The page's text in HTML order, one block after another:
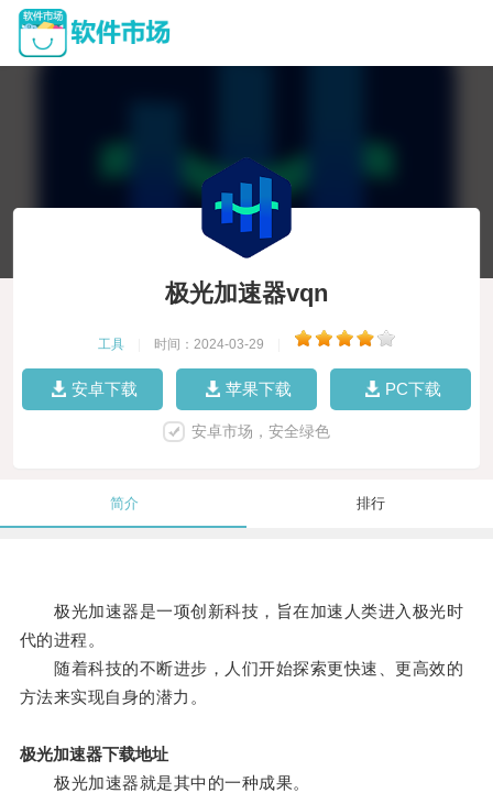
极光加速器vqn
工具 时间：2024-03-29
安卓下载 苹果下载 PC下载
安卓市场，安全绿色
简介 排行
极光加速器是一项创新科技，旨在加速人类进入极光时
代的进程。
随着科技的不断进步，人们开始探索更快速、更高效的
方法来实现自身的潜力。
极光加速器下载地址
极光加速器就是其中的一种成果。